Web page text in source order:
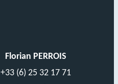
Florian PERROIS
+33 (6) 25 32 17 71